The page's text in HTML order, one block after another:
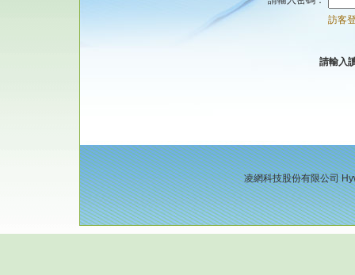
訪客
請輸入
凌網科技股份有限公司